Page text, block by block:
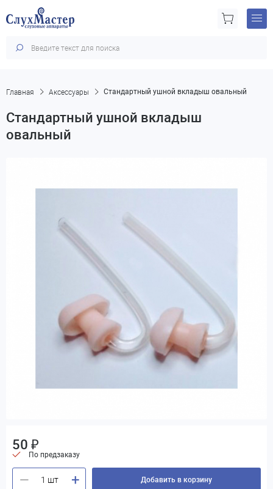
Главная Аксессуары Стандартный ушной вкладыш овальный
Стандартный ушной вкладыш
овальный
50 ₽
По предзаказу
— + Добавить в корзину